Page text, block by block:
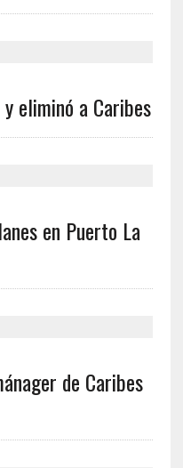
y eliminó a Caribes
en Puerto La
de Caribes